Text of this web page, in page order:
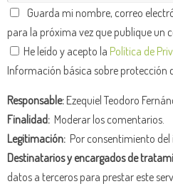
Guarda mi nombre, correo
para la próxima vez que publique un
He leído y acepto la Política de
Información básica sobre protección
Responsable:Ezequiel Teodoro
Finalidad: Moderar los comentarios.
Legitimación: Por consentimiento del
Destinatarios y encargados de
datos a terceros para prestar este